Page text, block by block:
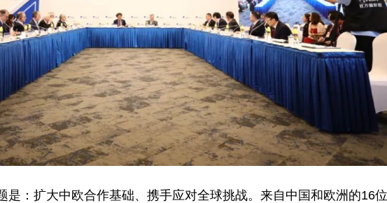
是：扩大中欧合作基础、携手应对全球挑战。来自中国和欧洲的16